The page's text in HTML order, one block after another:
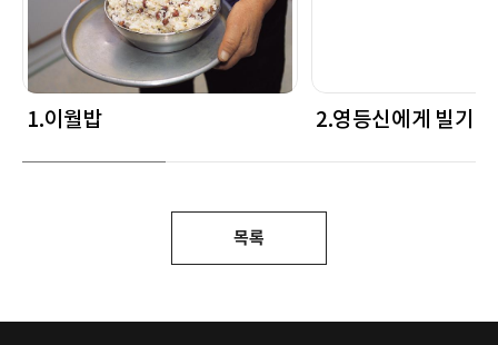
1.이월밥 2.영등신에게 빌기
목록